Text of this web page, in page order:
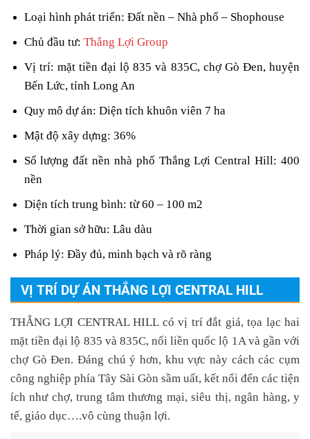
Loại hình phát triển: Đất nền – Nhà phố – Shophouse
Chủ đầu tư: Thắng Lợi Group
Vị trí: mặt tiền đại lộ 835 và 835C, chợ Gò Đen, huyện
Bến Lức, tỉnh Long An
Quy mô dự án: Diện tích khuôn viên 7 ha
Mật độ xây dựng: 36%
Số lượngđất nền nhà phố Thắng Lợi Central Hill: 400
nền
Diện tích trung bình: từ 60 – 100 m2
Thời gian sở hữu: Lâu dàu
Pháp lý: Đầy đủ, minh bạch và rõ ràng
VỊ TRÍ DỰ ÁN THẮNG LỢI CENTRAL HILL
THẮNG LỢI CENTRAL HILL có vị trí đắt giá, tọa lạc hai
mặt tiền đại lộ 835 và 835C, nối liền quốc lộ 1A và gần với
chợ Gò Đen. Đáng chú ý hơn, khu vực này cách các cụm
công nghiệp phía Tây Sài Gòn sầm uất, kết nối đến các tiện
ích như chợ, trung tâm thương mại, siêu thị, ngân hàng, y
tế, giáo dục….vô cùng thuận lợi.